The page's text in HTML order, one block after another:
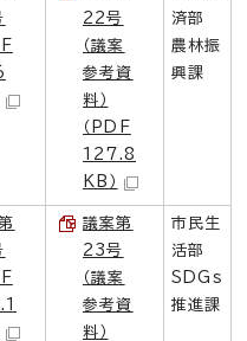
22号
（議案
参考資
料）
（PDF
127.8
KB）
済部
農林振
興課
議案第
23号
（議案
参考資
料）
市民生
活部
SDGs
推進課